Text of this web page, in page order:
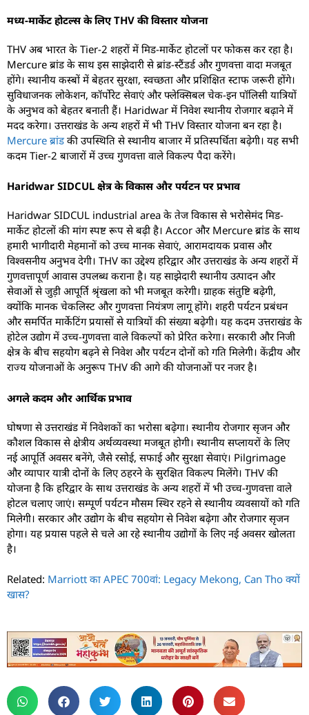
मध्य-मार्केट होटल्स के लिए THV की विस्तार योजना
THV अब भारत के Tier-2 शहरों में मिड-मार्केट होटलों पर फोकस कर रहा है।
Mercure ब्रांड के साथ इस साझेदारी से ब्रांड-स्टैंडर्ड और गुणवत्ता वादा मजबूत
होंगे। स्थानीय कस्बों में बेहतर सुरक्षा, स्वच्छता और प्रशिक्षित स्टाफ जरूरी होंगे।
सुविधाजनक लोकेशन, कॉर्पोरेट सेवाएं और फ्लेक्सिबल चेक-इन पॉलिसी यात्रियों
के अनुभव को बेहतर बनाती हैं। Haridwar में निवेश स्थानीय रोजगार बढ़ाने में
मदद करेगा। उत्तराखंड के अन्य शहरों में भी THV विस्तार योजना बन रहा है।
Mercure ब्रांडकी उपस्थिति से स्थानीय बाजार में प्रतिस्पर्धिता बढ़ेगी। यह सभी
कदम Tier-2 बाजारों में उच्च गुणवत्ता वाले विकल्प पैदा करेंगे।
Haridwar SIDCUL क्षेत्र के विकास और पर्यटन पर प्रभाव
Haridwar SIDCUL industrial area के तेज विकास से भरोसेमंद मिड-
मार्केट होटलों की मांग स्पष्ट रूप से बढ़ी है। Accor और Mercure ब्रांड के साथ
हमारी भागीदारी मेहमानों को उच्च मानक सेवाएं, आरामदायक प्रवास और
विश्वसनीय अनुभव देगी। THV का उद्देश्य हरिद्वार और उत्तराखंड के अन्य शहरों में
गुणवत्तापूर्ण आवास उपलब्ध कराना है। यह साझेदारी स्थानीय उत्पादन और
सेवाओं से जुड़ी आपूर्ति श्रृंखला को भी मजबूत करेगी। ग्राहक संतुष्टि बढ़ेगी,
क्योंकि मानक चेकलिस्ट और गुणवत्ता नियंत्रण लागू होंगे। शहरी पर्यटन प्रबंधन
और समर्पित मार्केटिंग प्रयासों से यात्रियों की संख्या बढ़ेगी। यह कदम उत्तराखंड के
होटेल उद्योग में उच्च-गुणवत्ता वाले विकल्पों को प्रेरित करेगा। सरकारी और निजी
क्षेत्र के बीच सहयोग बढ़ने से निवेश और पर्यटन दोनों को गति मिलेगी। केंद्रीय और
राज्य योजनाओं के अनुरूप THV की आगे की योजनाओं पर नजर है।
अगले कदम और आर्थिक प्रभाव
घोषणा से उत्तराखंड में निवेशकों का भरोसा बढ़ेगा। स्थानीय रोजगार सृजन और
कौशल विकास से क्षेत्रीय अर्थव्यवस्था मजबूत होगी। स्थानीय सप्लायरों के लिए
नई आपूर्ति अवसर बनेंगे, जैसे रसोई, सफाई और सुरक्षा सेवाएं। Pilgrimage
और व्यापार यात्री दोनों के लिए ठहरने के सुरक्षित विकल्प मिलेंगे। THV की
योजना है कि हरिद्वार के साथ उत्तराखंड के अन्य शहरों में भी उच्च-गुणवत्ता वाले
होटल चलाए जाएं। सम्पूर्ण पर्यटन मौसम स्थिर रहने से स्थानीय व्यवसायों को गति
मिलेगी। सरकार और उद्योग के बीच सहयोग से निवेश बढ़ेगा और रोजगार सृजन
होगा। यह प्रयास पहले से चले आ रहे स्थानीय उद्योगों के लिए नई अवसर खोलता
है।
Related: Marriott का APEC 700वां: Legacy Mekong, Can Tho क्यों
खास?